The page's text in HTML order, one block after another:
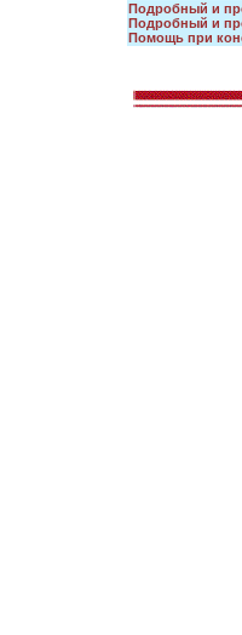
Подробный и
Подробный и
Помощь при